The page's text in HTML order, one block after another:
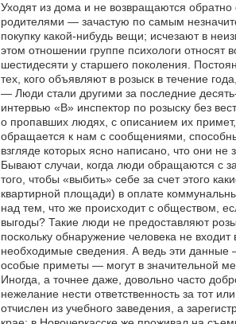
Уходят из дома и не возвращаются
родителями — зачастую по самым
покупку какой-нибудь вещи; исчезают в
этом отношении группе психологи
шестидесяти у старшего поколения.
тех, кого объявляют в розыск в течение
— Люди стали другими за последние
интервью «В» инспектор по розыску без
о пропавших людях, с описанием их
обращается к нам с сообщениями,
взгляде которых ясно написано, что они не
Бывают случаи, когда люди обращаются с
того, чтобы «выбить» себе за счет этого
квартирной площади) в оплате
над тем, что же происходит с обществом,
выгоды? Такие люди не предоставляют
поскольку обнаружение человека не
необходимые сведения. А ведь эти данные
особые приметы — могут в значительной
Иногда, а точнее даже, довольно часто
нежелание нести ответственность за тот
отчислен из учебного заведения, а